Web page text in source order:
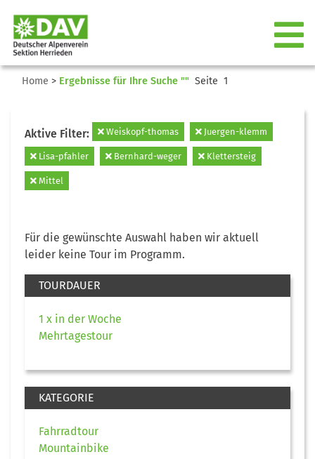
Home > Ergebnisse für Ihre Suche "" Seite 1
Aktive Filter: Weiskopf-thomas Juergen-klemm
Lisa-pfahler Bernhard-weger Klettersteig
Mittel
Für die gewünschte Auswahl haben wir aktuell
leider keine Tour im Programm.
TOURDAUER
1 x in der Woche
Mehrtagestour
KATEGORIE
Fahrradtour
Mountainbike